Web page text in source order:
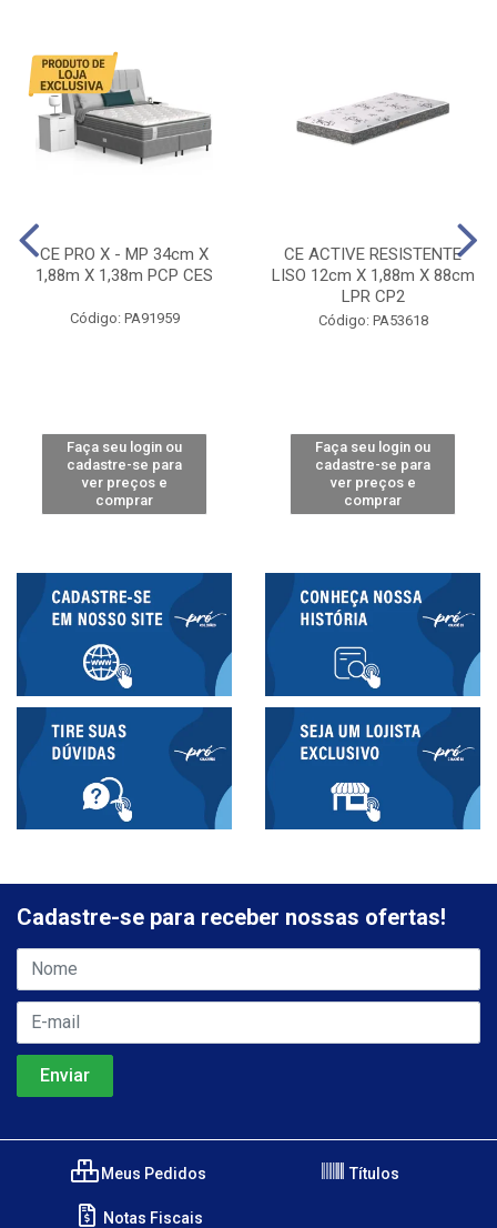
CE PRO X - MP 34cm X
1,88m X 1,38m PCP CES
Código: PA91959
Faça seu login ou
cadastre-se para
ver preços e
comprar
CE ACTIVE RESISTENTE
LISO 12cm X 1,88m X 88cm
LPR CP2
Código: PA53618
Faça seu login ou
cadastre-se para
ver preços e
comprar
Cadastre-se para receber nossas ofertas!
Meus Pedidos Títulos
Notas Fiscais